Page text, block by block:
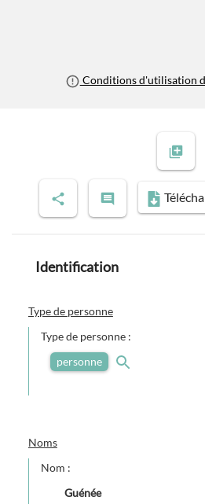
Conditions d'utilisation
Identification
Type de personne
Type de personne :
personne
Noms
Nom :
Guénée